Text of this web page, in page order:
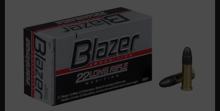
Дроны (БПЛА)
Подарочные Сертификати